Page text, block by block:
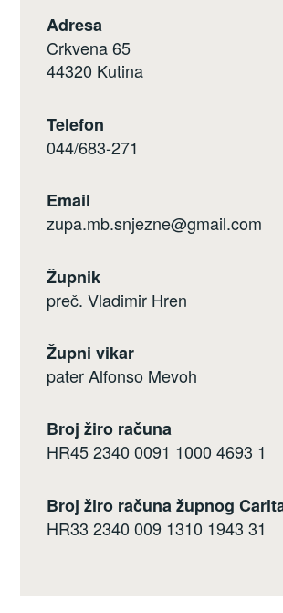
Adresa
Crkvena 65
44320 Kutina
Telefon
044/683-271
Email
zupa.mb.snjezne@gmail.com
Župnik
preč. Vladimir Hren
Župni vikar
pater Alfonso Mevoh
Broj žiro računa
HR45 2340 0091 1000 4693 1
Broj žiro računa župnog
HR33 2340 009 1310 1943 31